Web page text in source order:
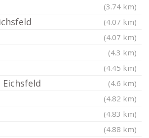
(3.74 km)
(4.07 km)
(4.07 km)
(4.3 km)
(4.45 km)
Eichsfeld (4.6 km)
(4.82 km)
(4.83 km)
(4.88 km)